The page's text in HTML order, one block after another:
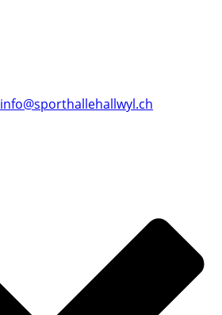
info@sporthallehallwyl.ch